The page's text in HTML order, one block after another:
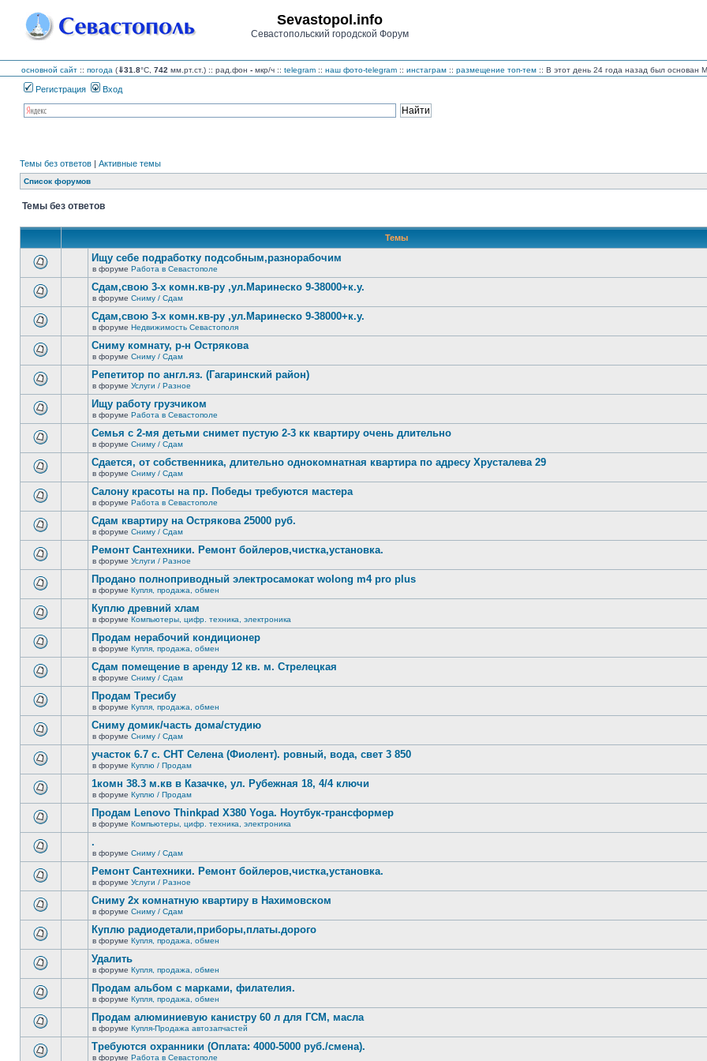
Sevastopol.info
Севастопольский городской Форум
основной сайт :: погода (⇓31.8°C, 742 мм.рт.ст.) :: рад.фон - мкр/ч :: telegram :: наш фото-telegram :: инстаграм :: размещение топ-тем :: В этот день 24 года назад был основан
Регистрация Вход
Темы без ответов | Активные темы
Список форумов
Темы без ответов
Темы
новых
непрочитанных
сообщений.
Ищу себе подработку подсобным,разнорабочим
в форуме Работа в Севастополе
новых
непрочитанных
сообщений.
Сдам,свою 3-х комн.кв-ру ,ул.Маринеско 9-38000+к.у.
в форуме Сниму / Сдам
новых
непрочитанных
сообщений.
Сдам,свою 3-х комн.кв-ру ,ул.Маринеско 9-38000+к.у.
в форуме Недвижимость Севастополя
новых
непрочитанных
сообщений.
Сниму комнату, р-н Острякова
в форуме Сниму / Сдам
новых
непрочитанных
сообщений.
Репетитор по англ.яз. (Гагаринский район)
в форуме Услуги / Разное
новых
непрочитанных
сообщений.
Ищу работу грузчиком
в форуме Работа в Севастополе
новых
непрочитанных
сообщений.
Семья с 2-мя детьми снимет пустую 2-3 кк квартиру очень длительно
в форуме Сниму / Сдам
новых
непрочитанных
сообщений.
Сдается, от собственника, длительно однокомнатная квартира по адресу Хрусталева 29
в форуме Сниму / Сдам
новых
непрочитанных
сообщений.
Салону красоты на пр. Победы требуются мастера
в форуме Работа в Севастополе
новых
непрочитанных
сообщений.
Сдам квартиру на Острякова 25000 руб.
в форуме Сниму / Сдам
новых
непрочитанных
сообщений.
Ремонт Сантехники. Ремонт бойлеров,чистка,установка.
в форуме Услуги / Разное
новых
непрочитанных
сообщений.
Продано полноприводный электросамокат wolong m4 pro plus
в форуме Купля, продажа, обмен
новых
непрочитанных
сообщений.
Куплю древний хлам
в форуме Компьютеры, цифр. техника, электроника
новых
непрочитанных
сообщений.
Продам нерабочий кондиционер
в форуме Купля, продажа, обмен
новых
непрочитанных
сообщений.
Сдам помещение в аренду 12 кв. м. Стрелецкая
в форуме Сниму / Сдам
новых
непрочитанных
сообщений.
Продам Тресибу
в форуме Купля, продажа, обмен
новых
непрочитанных
сообщений.
Сниму домик/часть дома/студию
в форуме Сниму / Сдам
новых
непрочитанных
сообщений.
участок 6.7 с. СНТ Селена (Фиолент). ровный, вода, свет 3 850
в форуме Куплю / Продам
новых
непрочитанных
сообщений.
1комн 38.3 м.кв в Казачке, ул. Рубежная 18, 4/4 ключи
в форуме Куплю / Продам
новых
непрочитанных
сообщений.
Продам Lenovo Thinkpad X380 Yoga. Ноутбук-трансформер
в форуме Компьютеры, цифр. техника, электроника
новых
непрочитанных
сообщений.
.
в форуме Сниму / Сдам
новых
непрочитанных
сообщений.
Ремонт Сантехники. Ремонт бойлеров,чистка,установка.
в форуме Услуги / Разное
новых
непрочитанных
сообщений.
Сниму 2х комнатную квартиру в Нахимовском
в форуме Сниму / Сдам
новых
непрочитанных
сообщений.
Куплю радиодетали,приборы,платы.дорого
в форуме Купля, продажа, обмен
новых
непрочитанных
сообщений.
Удалить
в форуме Купля, продажа, обмен
новых
непрочитанных
сообщений.
Продам альбом с марками, филателия.
в форуме Купля, продажа, обмен
Продам алюминиевую канистру 60 л для ГСМ, масла
в форуме Купля-Продажа автозапчастей
Требуются охранники (Оплата: 4000-5000 руб./смена).
в форуме Работа в Севастополе